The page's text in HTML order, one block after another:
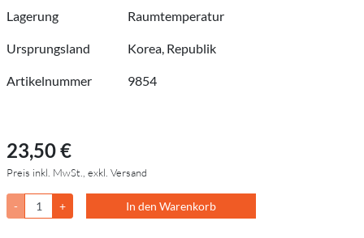
Lagerung
Raumtemperatur
Ursprungsland Korea, Republik
Artikelnummer 9854
23,50 €
Preis inkl. MwSt., exkl. Versand
- + In den Warenkorb